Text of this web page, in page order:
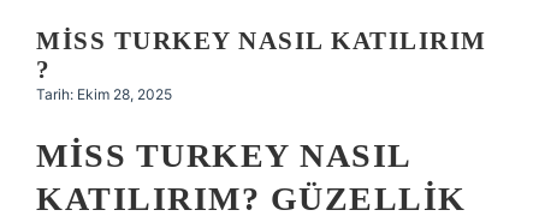
MISS TURKEY NASIL KATILIRIM
?
Tarih: Ekim 28, 2025
MISS TURKEY NASIL
KATILIRIM? GÜZELLIK